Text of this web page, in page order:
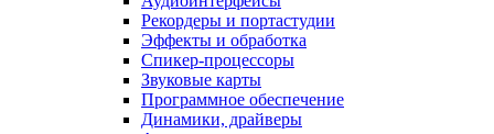
Рекордеры и портастудии
Эффекты и обработка
Спикер-процессоры
Звуковые карты
Программное обеспечение
Динамики, драйверы